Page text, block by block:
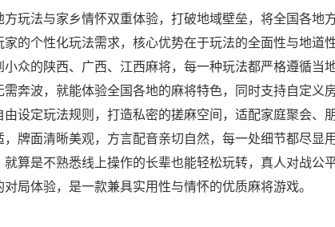
玩法与家乡情怀双重体验，打破地域壁垒，将全国各地
的个性化玩法需求，核心优势在于玩法的全面性与地道
众的陕西、广西、江西麻将，每一种玩法都严格遵循当
奔波，就能体验全国各地的麻将特色，同时支持自定义
设定玩法规则，打造私密的搓麻空间，适配家庭聚会、
牌面清晰美观，方言配音亲切自然，每一处细节都尽显
算是不熟悉线上操作的长辈也能轻松玩转，真人对战公平
局体验，是一款兼具实用性与情怀的优质麻将游戏。